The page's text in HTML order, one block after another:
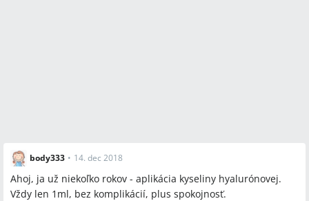
body333 • 14. dec 2018
Ahoj, ja už niekoľko rokov - aplikácia kyseliny hyalurónovej.
Vždy len 1ml, bez komplikácií, plus spokojnosť.